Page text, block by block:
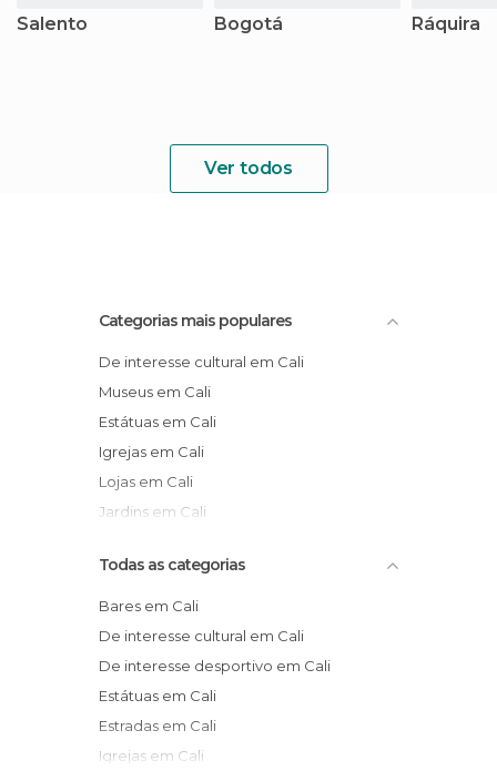
Salento Bogotá Ráquira
Ver todos
Categorias mais populares
De interesse cultural em Cali
Museus em Cali
Estátuas em Cali
Igrejas em Cali
Lojas em Cali
Jardins em Cali
Todas as categorias
Bares em Cali
De interesse cultural em Cali
De interesse desportivo em Cali
Estátuas em Cali
Estradas em Cali
Igrejas em Cali